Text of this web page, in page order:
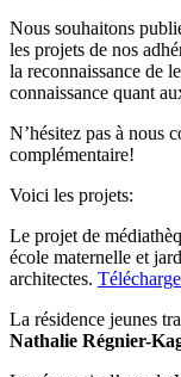
Nous souhaitons
les projets de nos
la reconnaissance de
connaissance quant
N’hésitez pas à nous
complémentaire!
Voici les projets:
Le projet de
école maternelle et
architectes.
La résidence jeunes
Nathalie Régnier-